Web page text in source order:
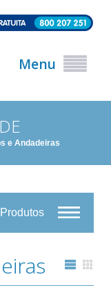
Menu
e Andadeiras